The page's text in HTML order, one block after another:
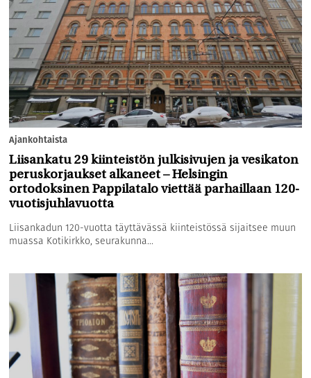
Ajankohtaista
Liisankatu 29 kiinteistön julkisivujen ja vesikaton
peruskorjaukset alkaneet – Helsingin
ortodoksinen Pappilatalo viettää parhaillaan 120-
vuotisjuhlavuotta
Liisankadun 120-vuotta täyttävässä kiinteistössä sijaitsee muun
muassa Kotikirkko, seurakunna...